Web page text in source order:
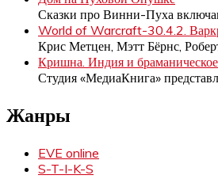
Сказки про Винни-Пуха
World of Warcraft-30.4.2.
Крис Метцен, Мэтт Бёрнс,
Кришна. Индия и
Студия «МедиаКнига»
Жанры
EVE online
S-T-I-K-S